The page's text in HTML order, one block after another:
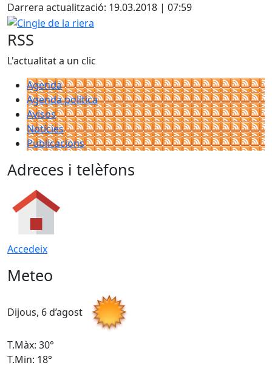
Darrera actualització: 19.03.2018 | 07:59
Cingle de la riera
RSS
L'actualitat a un clic
Agenda
Agenda política
Avisos
Notícies
Publicacions
Adreces i telèfons
Accedeix
Meteo
Dijous, 6 d’agost
T.Màx: 30°
T.Min: 18°